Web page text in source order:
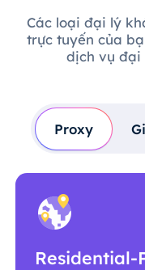
Các loại đại lý
trực tuyến của
dịch vụ đại
Proxy
Residential-